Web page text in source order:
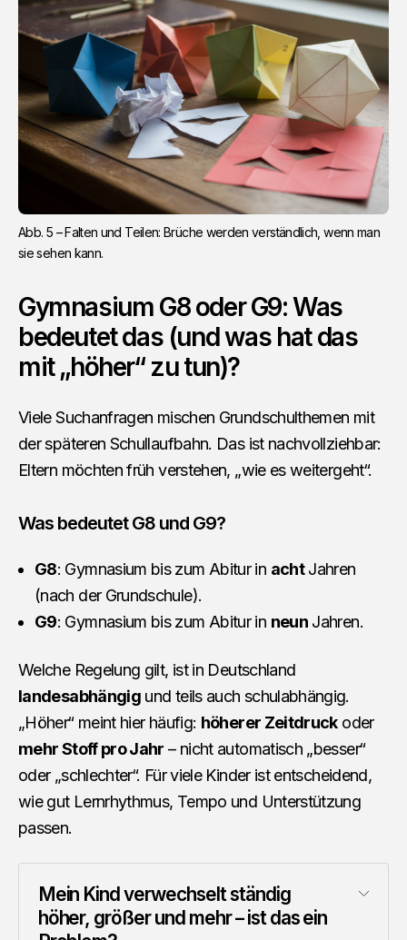
Abb. 5 – Falten und Teilen: Brüche werden verständlich, wenn man
sie sehen kann.
Gymnasium G8 oder G9: Was
bedeutet das (und was hat das
mit „höher“ zu tun)?
Viele Suchanfragen mischen Grundschulthemen mit
der späteren Schullaufbahn. Das ist nachvollziehbar:
Eltern möchten früh verstehen, „wie es weitergeht“.
Was bedeutet G8 und G9?
G8: Gymnasium bis zum Abitur in achtJahren
(nach der Grundschule).
G9: Gymnasium bis zum Abitur in neun Jahren.
Welche Regelung gilt, ist in Deutschland
landesabhängig und teils auch schulabhängig.
„Höher“ meint hier häufig: höherer Zeitdruckoder
mehr Stoff pro Jahr – nicht automatisch „besser“
oder „schlechter“. Für viele Kinder ist entscheidend,
wie gut Lernrhythmus, Tempo und Unterstützung
passen.
Mein Kind verwechselt ständig
höher, größer und mehr – ist das ein